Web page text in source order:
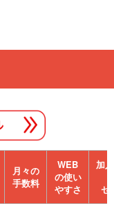
月々の
手数料
WEB
の使い
やすさ
加
セ